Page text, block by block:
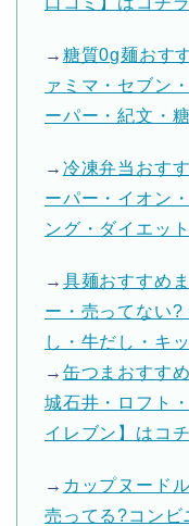
→ 糖質0g麺おす
ァミマ・セブン
ーパー・紀文・
→ 冷凍弁当おす
ーパー・イオン
ング・ダイエッ
→ 具麺おすすめ
ー・売ってない?
し・牛だし・キ
→ 缶つまおすす
城石井・ロフト
イレブン】はコ
→ カップヌード
売ってる?コンビ